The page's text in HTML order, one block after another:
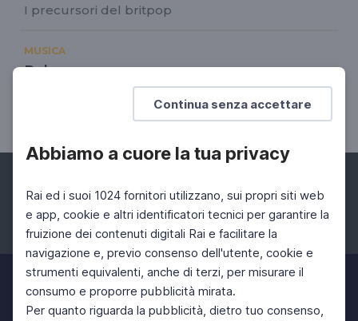
Continua senza accettare
Abbiamo a cuore la tua privacy
Rai ed i suoi 1024 fornitori utilizzano, sui propri siti web
e app, cookie e altri identificatori tecnici per garantire la
fruizione dei contenuti digitali Rai e facilitare la
navigazione e, previo consenso dell'utente, cookie e
strumenti equivalenti, anche di terzi, per misurare il
consumo e proporre pubblicità mirata.
Per quanto riguarda la pubblicità, dietro tuo consenso,
I precursori del britpop
MUSICA
Pulp
Gli alieni del britpop: la strana storia dei Pulp da
Facebook Instagram Twitter